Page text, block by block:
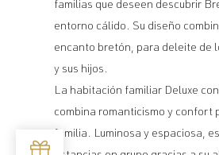
familias que deseen descubrir
entorno cálido. Su diseño
encanto bretón, para deleite de
y sus hijos.
La habitación familiar Deluxe
combina romanticismo y confort
familia. Luminosa y espaciosa,